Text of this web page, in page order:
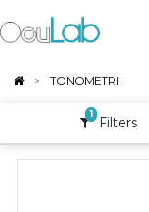
TONOMETRI
1
Filters